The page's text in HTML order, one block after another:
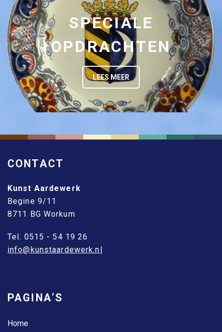
SPECIALE
OPDRACHTEN
LEES MEER
CONTACT
Kunst Aardewerk
Begine 9/11
8711 BG Workum
Tel. 0515 - 54 19 26
info@kunstaardewerk.nl
PAGINA’S
Home